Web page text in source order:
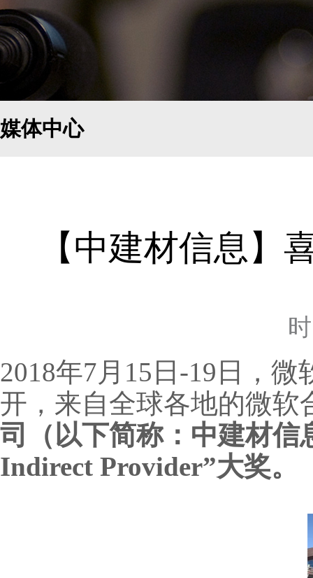
媒体中心
【中建材信息】
2018年7月15日-19日，
开，来自全球各地的微软
司（以下简称：中建材信
Indirect Provider”大奖。